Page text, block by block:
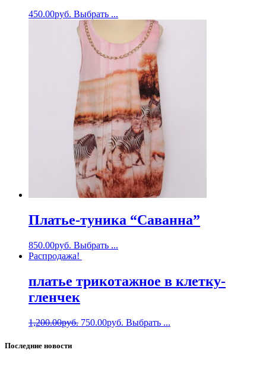
450.00руб. Выбрать ...
Платье-туника “Саванна”
850.00руб. Выбрать ...
Распродажа!
платье трикотажное в клетку-
гленчек
1,200.00руб. 750.00руб. Выбрать ...
Последние новости